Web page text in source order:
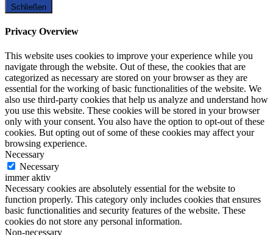
Schließen
Privacy Overview
This website uses cookies to improve your experience while you
navigate through the website. Out of these, the cookies that are
categorized as necessary are stored on your browser as they are
essential for the working of basic functionalities of the website. We
also use third-party cookies that help us analyze and understand how
you use this website. These cookies will be stored in your browser
only with your consent. You also have the option to opt-out of these
cookies. But opting out of some of these cookies may affect your
browsing experience.
Necessary
Necessary
immer aktiv
Necessary cookies are absolutely essential for the website to
function properly. This category only includes cookies that ensures
basic functionalities and security features of the website. These
cookies do not store any personal information.
Non-necessary